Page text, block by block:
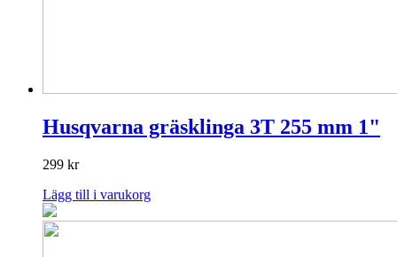
Husqvarna gräsklinga 3T 255 mm 1"
299 kr
Lägg till i varukorg